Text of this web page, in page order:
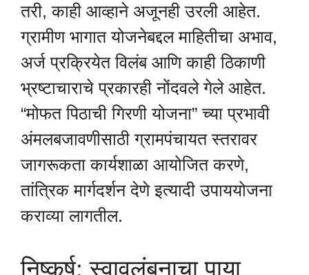
तरी, काही आव्हाने अजूनही उरली आहेत.
ग्रामीण भागात योजनेबद्दल माहितीचा अभाव,
अर्ज प्रक्रियेत विलंब आणि काही ठिकाणी
भ्रष्टाचाराचे प्रकारही नोंदवले गेले आहेत.
“मोफत पिठाची गिरणी योजना” च्या प्रभावी
अंमलबजावणीसाठी ग्रामपंचायत स्तरावर
जागरूकता कार्यशाळा आयोजित करणे,
तांत्रिक मार्गदर्शन देणे इत्यादी उपाययोजना
कराव्या लागतील.
निष्कर्ष: स्वावलंबनाचा पाया